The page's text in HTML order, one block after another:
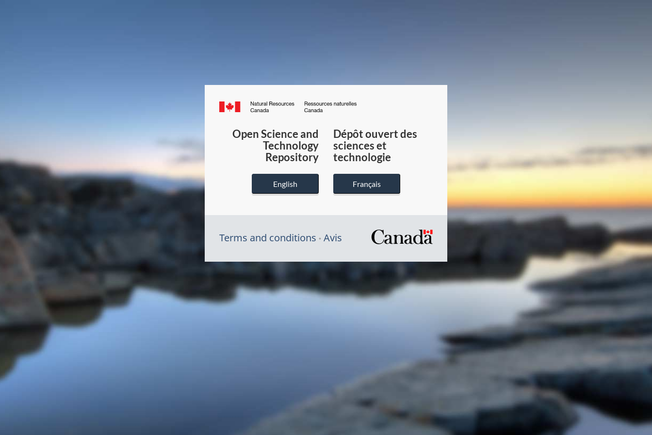
Canada.ca
du
Canada
Open Science and
Technology
Repository
English
Dépôt ouvert des
sciences et
technologie
Français
Terms and conditions Avis
/
Symbole
gouvernement